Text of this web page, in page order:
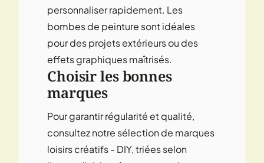
personnaliser rapidement. Les
bombes de peinture sont idéales
pour des projets extérieurs ou des
effets graphiques maîtrisés.
Choisir les bonnes
marques
Pour garantir régularité et qualité,
consultez notre sélection de marques
loisirs créatifs - DIY, triées selon